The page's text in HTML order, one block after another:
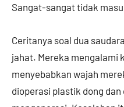
Sangat-sangat tidak
Ceritanya soal dua
jahat. Mereka mengalami
menyebabkan wajah
dioperasi plastik dong